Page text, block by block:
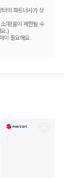
의 파트너사가 상
/환불이 제한될 수
.)
이 필요해요.